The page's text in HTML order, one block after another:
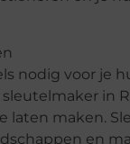
nodig voor je
sleutelmaker in
laten maken.
en